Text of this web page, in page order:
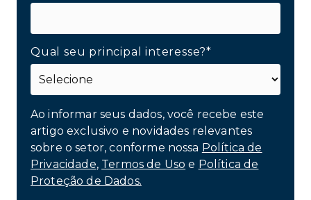
Qual seu principal interesse?*
Ao informar seus dados, você recebe este
artigo exclusivo e novidades relevantes
sobre o setor, conforme nossa Política de
Privacidade, Termos de Uso e Política de
Proteção de Dados.